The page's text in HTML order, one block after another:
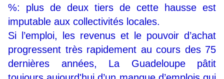
%: plus de deux tiers de cette hausse est
imputable aux collectivités locales.
Si l’emploi, les revenus et le pouvoir d’achat
progressent très rapidement au cours des 75
dernières années, La Guadeloupe pâtit